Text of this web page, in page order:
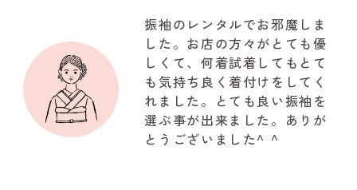
振袖のレンタルでお邪魔しま
した。お店の方々がとても優
しくて、何着試着してもとて
も気持ち良く着付けをしてく
れました。とても良い振袖を
選ぶ事が出来ました。ありが
とうございました^ ^